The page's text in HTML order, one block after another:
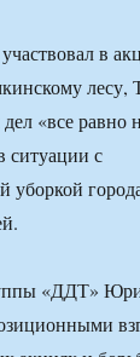
в
лесу,
«все равно
ситуации с
уборкой
«ДДТ»